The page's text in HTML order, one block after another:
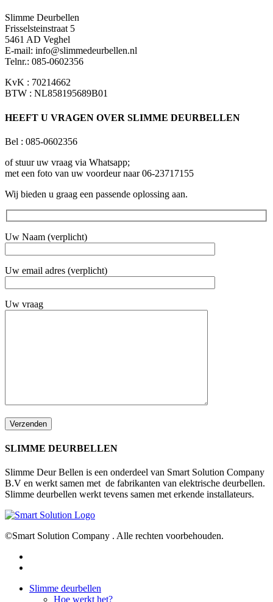
Slimme Deurbellen
Frisselsteinstraat 5
5461 AD Veghel
E-mail: info@slimmedeurbellen.nl
Telnr.: 085-0602356
KvK : 70214662
BTW : NL858195689B01
HEEFT U VRAGEN OVER SLIMME DEURBELLEN
Bel : 085-0602356
of stuur uw vraag via Whatsapp;
met een foto van uw voordeur naar 06-23717155
Wij bieden u graag een passende oplossing aan.
Uw Naam (verplicht)
Uw email adres (verplicht)
Uw vraag
SLIMME DEURBELLEN
Slimme Deur Bellen is een onderdeel van Smart Solution Company
B.V en werkt samen met de fabrikanten van elektrische deurbellen.
Slimme deurbellen werkt tevens samen met erkende installateurs.
©Smart Solution Company . Alle rechten voorbehouden.
Close
Slimme deurbellen
Hoe werkt het?